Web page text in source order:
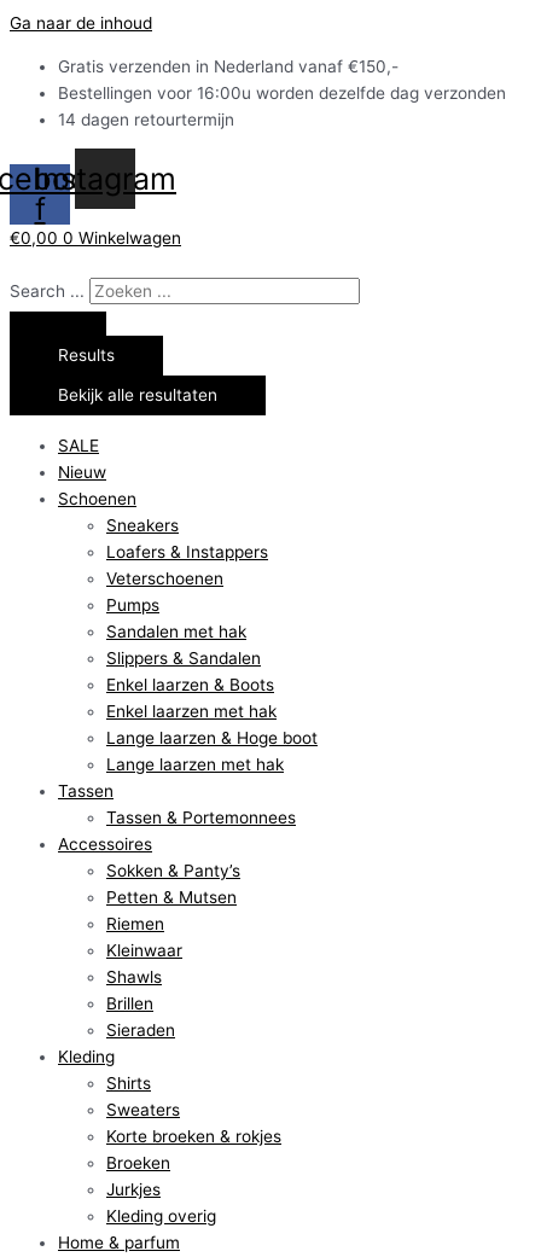
Ga naar de inhoud
Gratis verzenden in Nederland vanaf €150,-
Bestellingen voor 16:00u worden dezelfde dag verzonden
14 dagen retourtermijn
f
Instagram
€0,00 0 Winkelwagen
Search ...
Results
Bekijk alle resultaten
SALE
Nieuw
Schoenen
Sneakers
Loafers & Instappers
Veterschoenen
Pumps
Sandalen met hak
Slippers & Sandalen
Enkel laarzen & Boots
Enkel laarzen met hak
Lange laarzen & Hoge boot
Lange laarzen met hak
Tassen
Tassen & Portemonnees
Accessoires
Sokken & Panty’s
Petten & Mutsen
Riemen
Kleinwaar
Shawls
Brillen
Sieraden
Kleding
Shirts
Sweaters
Korte broeken & rokjes
Broeken
Jurkjes
Kleding overig
Home & parfum